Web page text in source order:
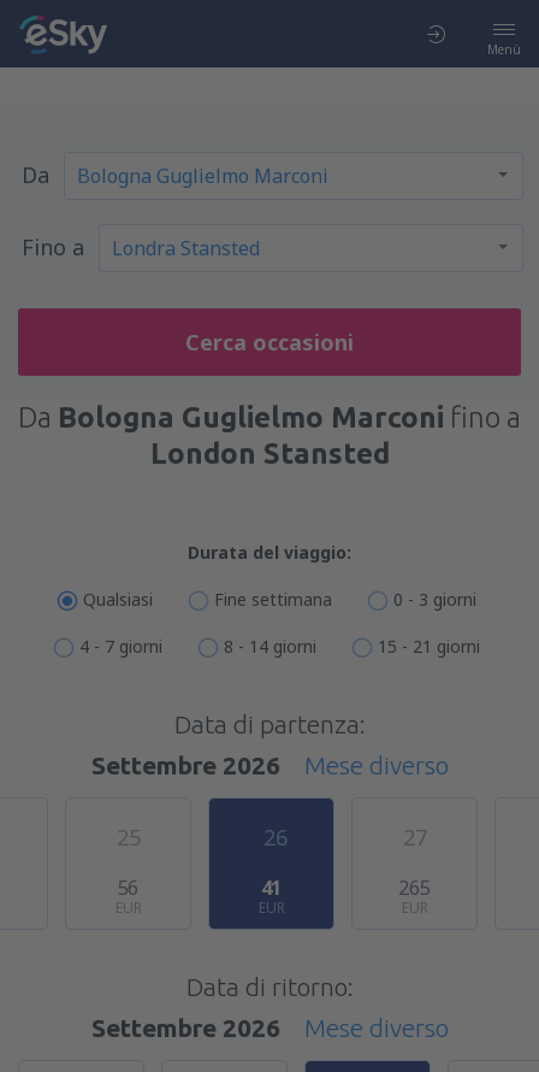
Menù
Da
Fino a
Cerca occasioni
Da Bologna Guglielmo Marconi fino a
London Stansted
Durata del viaggio:
Qualsiasi Fine settimana 0 - 3 giorni
4 - 7 giorni 8 - 14 giorni 15 - 21 giorni
Data di partenza:
Settembre 2026
Mese diverso
25
56
EUR
26
41
EUR
27
265
EUR
Data di ritorno:
Settembre 2026
Mese diverso